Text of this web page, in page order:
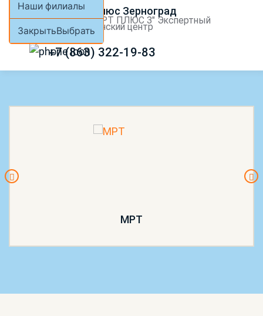
Наши филиалы
ЗакрытьВыбрать
МРТ Плюс Зерноград
ООО "МРТ ПЛЮС З" Экспертный
медицинский центр
+7 (863) 322-19-83
МРТ